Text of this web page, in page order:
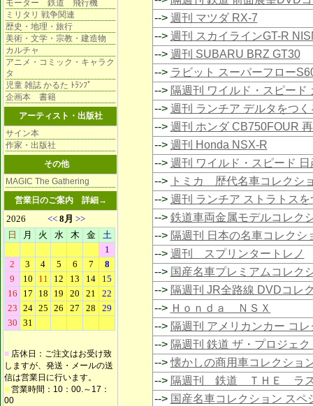
モーター 鉄道 飛行機
ミリタリ 戦争関連
歴史・地理・旅行
美術・文学・宗教・建造物
カルチャ
アニメ・コミック・キャラク
タ
児童 雑誌 かるた ﾄﾗﾝﾌﾟ
企画本 書籍
アーティスト・出版社
サイン本
作家・出版社
その他
MAGIC The Gathering
営業日のご案内 詳細→
■ 店休日：ご注文はお受け致
しますが、発送・メールの送
信は営業日に行います。
■ 営業時間：10：00.～17：
00
--> 週刊 マツダ RX-7
--> 週刊 スカイラインGT-R
--> 週刊 SUBARU BRZ GT30
--> ラビット スーパーフロー
--> 隔週刊 ワイルド・スピード
--> 週刊 ランチア デルタをつく
--> 週刊 ホンダ CB750FOUR
--> 週刊 Honda NSX-R
--> 週刊 ワイルド・スピード
--> トミカ 歴代名車コレクシ
--> 週刊 ランチア ストラトスを
--> 鉄道車両金属モデルコレク
--> 隔週刊 日本の名車コレクシ
--> 週刊 スプリンタートレノ
--> 国産名車プレミアムコレク
--> 隔週刊 JR全路線 DVDコレ
--> Ｈｏｎｄａ ＮＳＸ
--> 隔週刊 アメリカンカー コ
--> 隔週刊 鉄道 ザ・プロジェク
-->懐かしの商用車コレクショ
--> 隔週刊 鉄道 ＴＨＥ ラ
--> 国産名車コレクション スペ